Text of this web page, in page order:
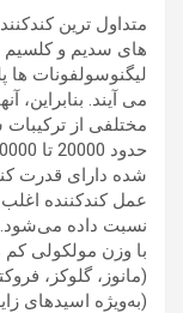
متداول ترین
لیگنوسولفونات
می آیند. بنابراین،
مختلفی از ترکیبات
شده دارای قدرت
عمل کندکننده
نسبت داده می‌شود.
با وزن مولکولی کم
(مانوز، گلوکز،